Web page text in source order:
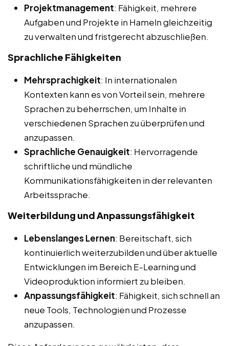
Projektmanagement: Fähigkeit, mehrere
Aufgaben und Projekte in Hameln gleichzeitig
zu verwalten und fristgerecht abzuschließen.
Sprachliche Fähigkeiten
Mehrsprachigkeit: In internationalen
Kontexten kann es von Vorteil sein, mehrere
Sprachen zu beherrschen, um Inhalte in
verschiedenen Sprachen zu überprüfen und
anzupassen.
Sprachliche Genauigkeit: Hervorragende
schriftliche und mündliche
Kommunikationsfähigkeiten in der relevanten
Arbeitssprache.
Weiterbildung und Anpassungsfähigkeit
Lebenslanges Lernen: Bereitschaft, sich
kontinuierlich weiterzubilden und über aktuelle
Entwicklungen im Bereich E-Learning und
Videoproduktion informiert zu bleiben.
Anpassungsfähigkeit: Fähigkeit, sich schnell an
neue Tools, Technologien und Prozesse
anzupassen.